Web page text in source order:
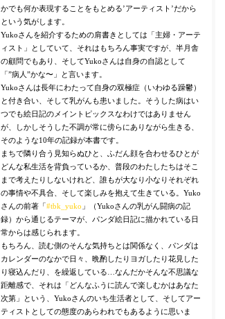
かでも何か表現することをもとめる’アーティスト’だから
という気がします。
Yukoさんを紹介するための肩書きとしては「主婦・アーテ
ィスト」としていて、それはもちろん事実ですが、半月舎
の顧問でもあり、そしてYukoさんは自身の自認として
「”病人”かな〜」と言います。
Yukoさんは長年にわたって自身の双極症（いわゆる躁鬱）
と付き合い、そして乳がんも患いました。そうした病はい
つでも絵日記のメイントピックスなわけではありません
が、しかしそうした不調が常に傍らにありながら生きる、
そのような10年の記録が本書です。
まちで隣り合う見知らぬひと、ふだん顔を合わせるひとが
どんな私生活を背負っているか、普段のわたしたちはそこ
まで考えたりしないけれど、誰もが大なり小なりそれぞれ
の事情や不具合、そして楽しみを抱えて生きている。Yuko
さんの前著「#tbk_yuko 」（Yukoさんの乳がん闘病の記
録）から通じるテーマが、パンダ絵日記に描かれている日
常からは感じられます。
もちろん、読む側のそんな気持ちとは関係なく、パンダは
カレンダーのなかで日々、晩酌したりヨガしたり花見した
り寝込んだり、を繰返している…なんだかそんな不思議な
距離感で、それは「どんなふうに読んで楽しむかはあなた
次第」という、Yukoさんのいち生活者として、そしてアー
ティストとしての態度のあらわれでもあるように思いま